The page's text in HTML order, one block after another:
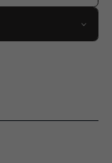
Metall, Plast